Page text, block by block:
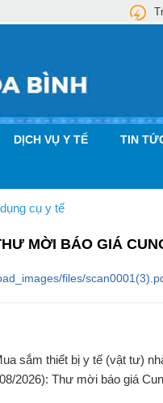
DỊCH VỤ Y TẾ TIN
cụ y tế
MỜI BÁO GIÁ
files/
sắm thiết bị y tế (vật tư)
2026): Thư mời báo giá